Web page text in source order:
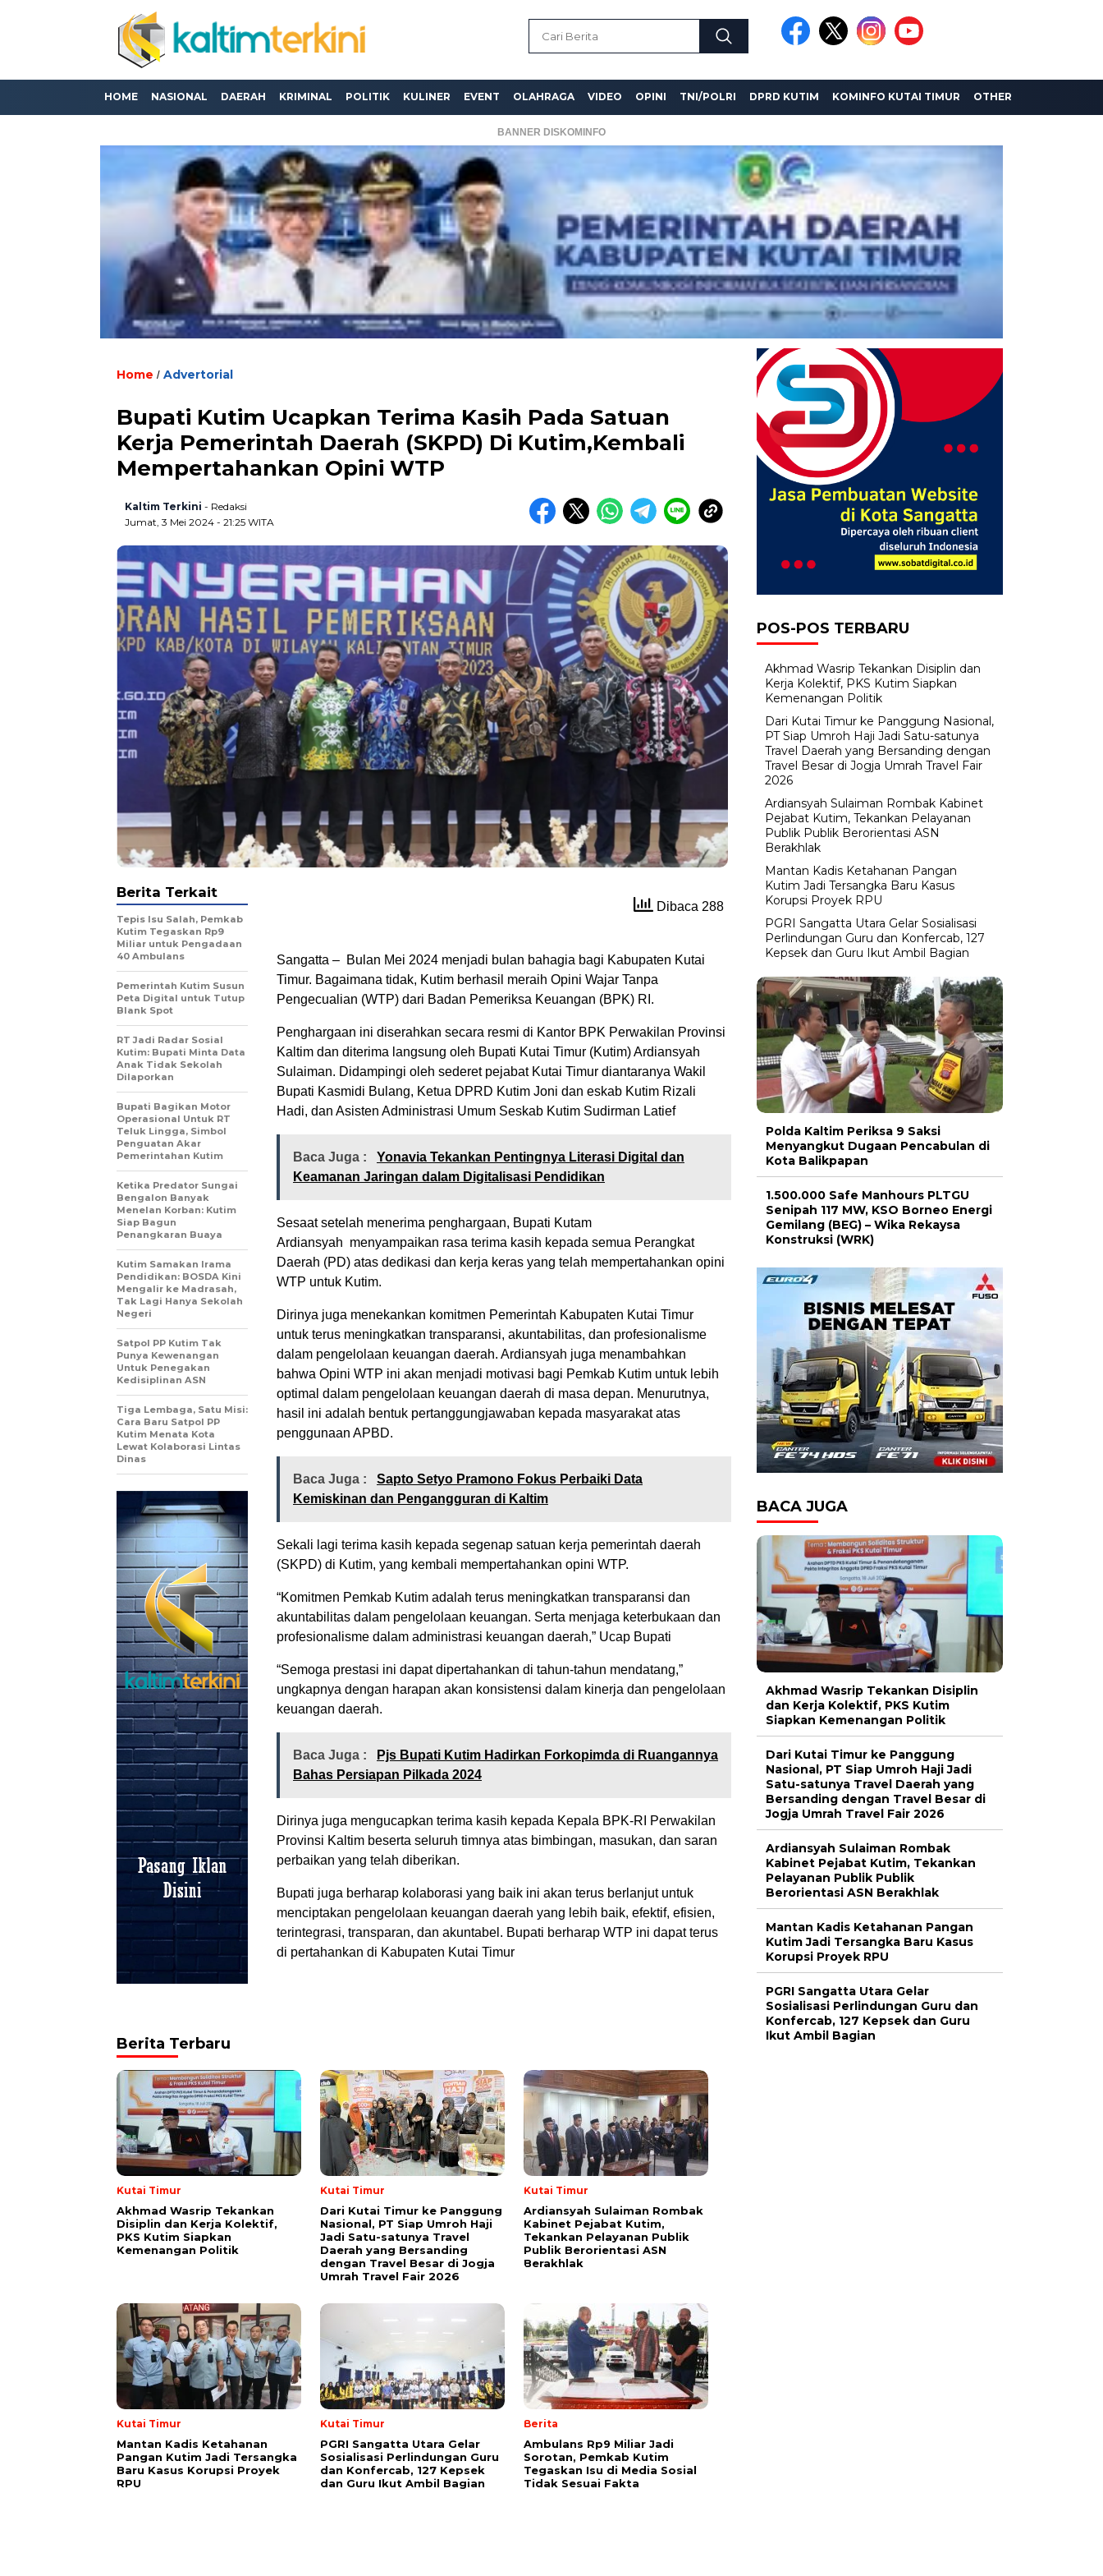
HOME NASIONAL DAERAH KRIMINAL POLITIK KULINER EVENT OLAHRAGA VIDEO OPINI TNI/POLRI DPRD KUTIM KOMINFO KUTAI TIMUR OTHER
BANNER DISKOMINFO
Home / Advertorial
Bupati Kutim Ucapkan Terima Kasih Pada Satuan
Kerja Pemerintah Daerah (SKPD) Di Kutim,Kembali
Mempertahankan Opini WTP
Kaltim Terkini - Redaksi
Jumat, 3 Mei 2024 - 21:25 WITA
Dibaca 288
Sangatta – Bulan Mei 2024 menjadi bulan bahagia bagi Kabupaten Kutai
Timur. Bagaimana tidak, Kutim berhasil meraih Opini Wajar Tanpa
Pengecualian (WTP) dari Badan Pemeriksa Keuangan (BPK) RI.
Penghargaan ini diserahkan secara resmi di Kantor BPK Perwakilan Provinsi
Kaltim dan diterima langsung oleh Bupati Kutai Timur (Kutim) Ardiansyah
Sulaiman. Didampingi oleh sederet pejabat Kutai Timur diantaranya Wakil
Bupati Kasmidi Bulang, Ketua DPRD Kutim Joni dan eskab Kutim Rizali
Hadi, dan Asisten Administrasi Umum Seskab Kutim Sudirman Latief
Baca Juga :
Yonavia Tekankan Pentingnya Literasi Digital dan
Keamanan Jaringan dalam Digitalisasi Pendidikan
Sesaat setelah menerima penghargaan, Bupati Kutam
Ardiansyah menyampaikan rasa terima kasih kepada semua Perangkat
Daerah (PD) atas dedikasi dan kerja keras yang telah mempertahankan opini
WTP untuk Kutim.
Dirinya juga menekankan komitmen Pemerintah Kabupaten Kutai Timur
untuk terus meningkatkan transparansi, akuntabilitas, dan profesionalisme
dalam pengelolaan keuangan daerah. Ardiansyah juga menambahkan
bahwa Opini WTP ini akan menjadi motivasi bagi Pemkab Kutim untuk lebih
optimal dalam pengelolaan keuangan daerah di masa depan. Menurutnya,
hasil ini adalah bentuk pertanggungjawaban kepada masyarakat atas
penggunaan APBD.
Baca Juga :
Sapto Setyo Pramono Fokus Perbaiki Data
Kemiskinan dan Pengangguran di Kaltim
Sekali lagi terima kasih kepada segenap satuan kerja pemerintah daerah
(SKPD) di Kutim, yang kembali mempertahankan opini WTP.
“Komitmen Pemkab Kutim adalah terus meningkatkan transparansi dan
akuntabilitas dalam pengelolaan keuangan. Serta menjaga keterbukaan dan
profesionalisme dalam administrasi keuangan daerah,” Ucap Bupati
“Semoga prestasi ini dapat dipertahankan di tahun-tahun mendatang,”
ungkapnya dengan harapan akan konsistensi dalam kinerja dan pengelolaan
keuangan daerah.
Baca Juga :
Pjs Bupati Kutim Hadirkan Forkopimda di Ruangannya
Bahas Persiapan Pilkada 2024
Dirinya juga mengucapkan terima kasih kepada Kepala BPK-RI Perwakilan
Provinsi Kaltim beserta seluruh timnya atas bimbingan, masukan, dan saran
perbaikan yang telah diberikan.
Bupati juga berharap kolaborasi yang baik ini akan terus berlanjut untuk
menciptakan pengelolaan keuangan daerah yang lebih baik, efektif, efisien,
terintegrasi, transparan, dan akuntabel. Bupati berharap WTP ini dapat terus
di pertahankan di Kabupaten Kutai Timur
Berita Terkait
Tepis Isu Salah, Pemkab
Kutim Tegaskan Rp9
Miliar untuk Pengadaan
40 Ambulans
Pemerintah Kutim Susun
Peta Digital untuk Tutup
Blank Spot
RT Jadi Radar Sosial
Kutim: Bupati Minta Data
Anak Tidak Sekolah
Dilaporkan
Bupati Bagikan Motor
Operasional Untuk RT
Teluk Lingga, Simbol
Penguatan Akar
Pemerintahan Kutim
Ketika Predator Sungai
Bengalon Banyak
Menelan Korban: Kutim
Siap Bagun
Penangkaran Buaya
Kutim Samakan Irama
Pendidikan: BOSDA Kini
Mengalir ke Madrasah,
Tak Lagi Hanya Sekolah
Negeri
Satpol PP Kutim Tak
Punya Kewenangan
Untuk Penegakan
Kedisiplinan ASN
Tiga Lembaga, Satu Misi:
Cara Baru Satpol PP
Kutim Menata Kota
Lewat Kolaborasi Lintas
Dinas
Berita Terbaru
Kutai Timur
Akhmad Wasrip Tekankan
Disiplin dan Kerja Kolektif,
PKS Kutim Siapkan
Kemenangan Politik
Kutai Timur
Dari Kutai Timur ke Panggung
Nasional, PT Siap Umroh Haji
Jadi Satu-satunya Travel
Daerah yang Bersanding
dengan Travel Besar di Jogja
Umrah Travel Fair 2026
Kutai Timur
Ardiansyah Sulaiman Rombak
Kabinet Pejabat Kutim,
Tekankan Pelayanan Publik
Publik Berorientasi ASN
Berakhlak
Kutai Timur
Mantan Kadis Ketahanan
Pangan Kutim Jadi Tersangka
Baru Kasus Korupsi Proyek
RPU
Kutai Timur
PGRI Sangatta Utara Gelar
Sosialisasi Perlindungan Guru
dan Konfercab, 127 Kepsek
dan Guru Ikut Ambil Bagian
Berita
Ambulans Rp9 Miliar Jadi
Sorotan, Pemkab Kutim
Tegaskan Isu di Media Sosial
Tidak Sesuai Fakta
POS-POS TERBARU
Akhmad Wasrip Tekankan Disiplin dan
Kerja Kolektif, PKS Kutim Siapkan
Kemenangan Politik
Dari Kutai Timur ke Panggung Nasional,
PT Siap Umroh Haji Jadi Satu-satunya
Travel Daerah yang Bersanding dengan
Travel Besar di Jogja Umrah Travel Fair
2026
Ardiansyah Sulaiman Rombak Kabinet
Pejabat Kutim, Tekankan Pelayanan
Publik Publik Berorientasi ASN
Berakhlak
Mantan Kadis Ketahanan Pangan
Kutim Jadi Tersangka Baru Kasus
Korupsi Proyek RPU
PGRI Sangatta Utara Gelar Sosialisasi
Perlindungan Guru dan Konfercab, 127
Kepsek dan Guru Ikut Ambil Bagian
Polda Kaltim Periksa 9 Saksi
Menyangkut Dugaan Pencabulan di
Kota Balikpapan
1.500.000 Safe Manhours PLTGU
Senipah 117 MW, KSO Borneo Energi
Gemilang (BEG) – Wika Rekaysa
Konstruksi (WRK)
BACA JUGA
Akhmad Wasrip Tekankan Disiplin
dan Kerja Kolektif, PKS Kutim
Siapkan Kemenangan Politik
Dari Kutai Timur ke Panggung
Nasional, PT Siap Umroh Haji Jadi
Satu-satunya Travel Daerah yang
Bersanding dengan Travel Besar di
Jogja Umrah Travel Fair 2026
Ardiansyah Sulaiman Rombak
Kabinet Pejabat Kutim, Tekankan
Pelayanan Publik Publik
Berorientasi ASN Berakhlak
Mantan Kadis Ketahanan Pangan
Kutim Jadi Tersangka Baru Kasus
Korupsi Proyek RPU
PGRI Sangatta Utara Gelar
Sosialisasi Perlindungan Guru dan
Konfercab, 127 Kepsek dan Guru
Ikut Ambil Bagian